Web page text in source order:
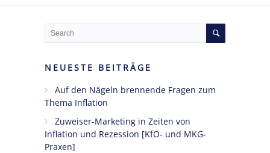
NEUESTE BEITRÄGE
Auf den Nägeln brennende Fragen zum
Thema Inflation
Zuweiser-Marketing in Zeiten von
Inflation und Rezession [KfO- und MKG-
Praxen]
Blockaden
angestellter
im Z-MVZ